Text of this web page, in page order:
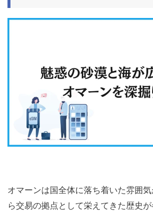
オマーンは国全体に落ち着いた雰囲
ら交易の拠点として栄えてきた歴史